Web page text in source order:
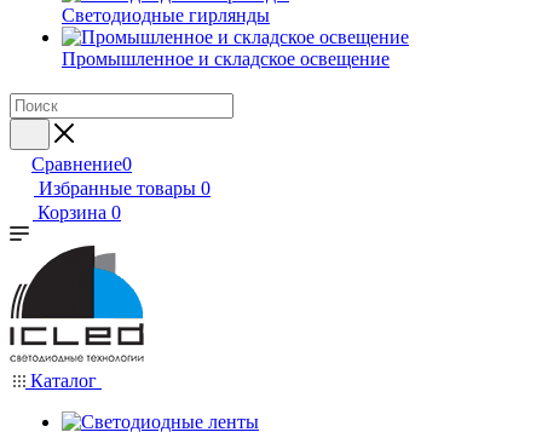
Светодиодные гирлянды
Промышленное и складское освещение
Сравнение0
Избранные товары 0
Корзина 0
Каталог